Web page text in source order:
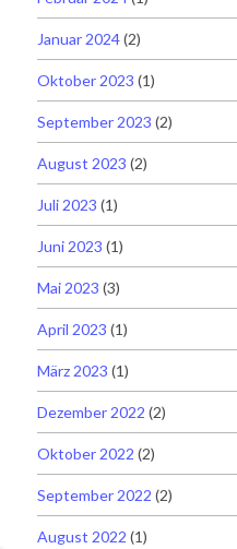
Januar 2024(2)
Oktober 2023 (1)
September 2023 (2)
August 2023 (2)
Juli 2023 (1)
Juni 2023 (1)
Mai 2023 (3)
April 2023 (1)
März 2023 (1)
Dezember 2022 (2)
Oktober 2022 (2)
September 2022 (2)
August 2022 (1)